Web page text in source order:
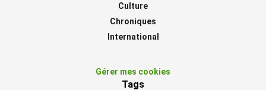
Culture
Chroniques
International
Gérer mes cookies
Tags